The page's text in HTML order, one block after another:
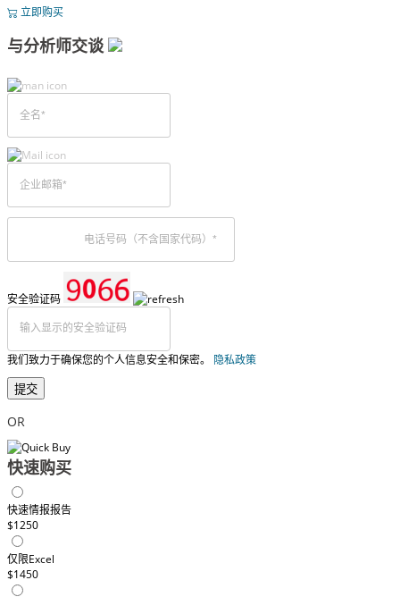
立即购买
与分析师交谈
安全验证码
我们致力于确保您的个人信息安全和保密。 隐私政策
提交
OR
快速购买
快速情报报告
$1250
仅限Excel
$1450